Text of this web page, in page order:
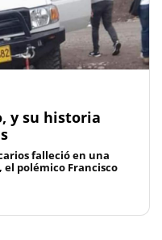
y su historia
falleció en una
polémico Francisco